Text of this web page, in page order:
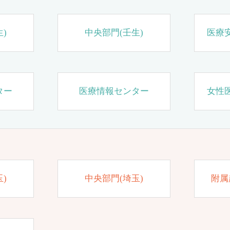
) 中央部門(壬生) 医療
ー 医療情報センター 女性
) 中央部門(埼玉) 附